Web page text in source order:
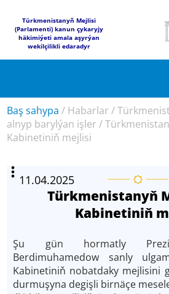
Türkmenistanyň Mejlisi
(Parlamenti) kanun çykaryjy
häkimiýeti amala aşyrýan
wekilçilikli edaradyr
Baş sahypa / Habarlar /
alnyp barylýan işler /
Kabinetiniň mejlisi
11.04.2025
Türkmenistanyň
Kabinetiniň
Şu gün hormatly
Berdimuhamedow sanly
Kabinetiniň nobatdaky mejlisini
durmuşyna degişli birnäçe